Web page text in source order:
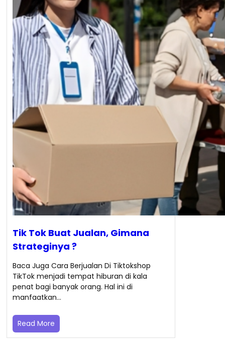
Tik Tok Buat Jualan, Gimana
Strateginya ?
Baca Juga Cara Berjualan Di Tiktokshop
TikTok menjadi tempat hiburan di kala
penat bagi banyak orang. Hal ini di
manfaatkan…
Read More